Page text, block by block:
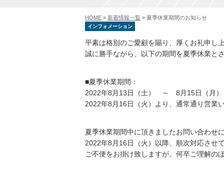
HOME » 新着情報一覧 » 夏季休業期間のお知らせ
インフォメーション
平素は格別のご愛顧を賜り、厚くお礼申し
誠に勝手ながら、以下の期間を夏季休業と
■夏季休業期間：
2022年8月13日（土） ～ 8月15日（月）
2022年8月16日（火）より、通常通り営業
夏季休業期間中に頂きましたお問い合わせ
2022年8月16日（火）以降、順次対応させ
ご不便をお掛け致しますが、何卒ご理解の